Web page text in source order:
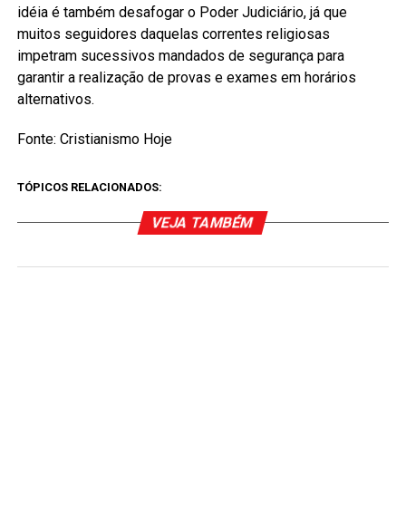
idéia é também desafogar o Poder Judiciário, já que
muitos seguidores daquelas correntes religiosas
impetram sucessivos mandados de segurança para
garantir a realização de provas e exames em horários
alternativos.
Fonte: Cristianismo Hoje
TÓPICOS RELACIONADOS:
VEJA TAMBÉM